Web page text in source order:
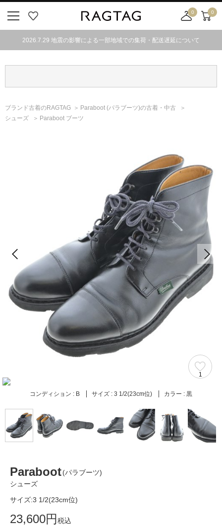
気
0
舗
カ
ト
0
2026.7.29 地震の影響による一部地域での集荷・配送遅延について
ブランド古着のRAGTAG Paraboot (パラブーツ)の古着・中古
シューズ
Paraboot ブーツ
1
コンディション : B サイズ : 3 1/2(23cm位) カラー : 黒
Paraboot(パラブーツ)
シューズ
サイズ:3 1/2(23cm位)
23,600円税込